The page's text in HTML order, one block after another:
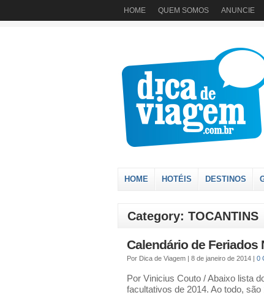
HOME QUEM SOMOS ANUNCIE
HOME HOTÉIS DESTINOS
Category: TOCANTINS
Calendário de Feriados
Por Dica de Viagem | 8 de janeiro de 2014 | 0
Por Vinicius Couto / Abaixo lista
facultativos de 2014. Ao todo,